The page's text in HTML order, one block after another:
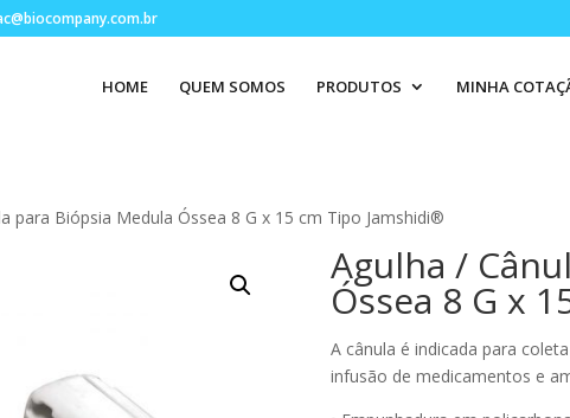
HOME QUEM SOMOS PRODUTOS MINHA
para Biópsia Medula Óssea 8 G x 15 cm Tipo Jamshidi®
Agulha /
Óssea 8 G x
A cânula é indicada para
infusão de medicamentos e